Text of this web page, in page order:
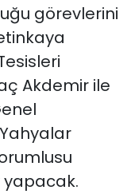
görevlerini
Akdemir ile
yapacak.